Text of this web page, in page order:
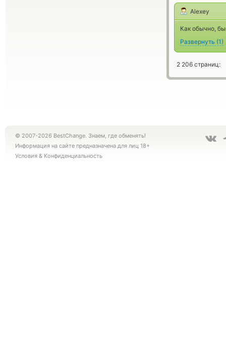
Alexey
Как обычно,
Развернуть (1)
2 206 страниц:
© 2007-2026 BestChange. Знаем, где обменять!
Информация на сайте предназначена для лиц 18+
Условия & Конфиденциальность